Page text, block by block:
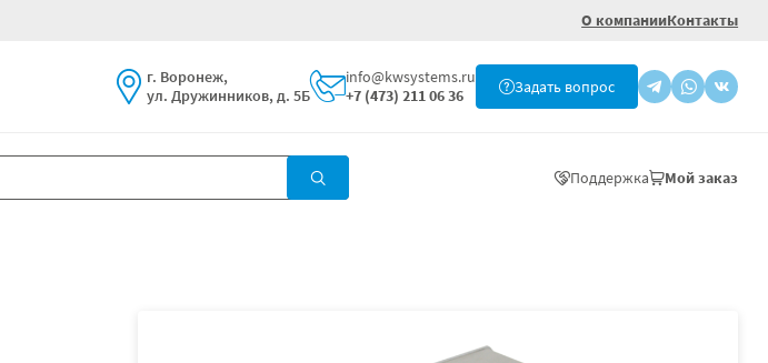
О компанииКонтакты
г. Воронеж,
ул. Дружинников, д. 5Б
info@kwsystems.ru
+7 (473) 211 06 36
Задать вопрос
Поддержка Мой заказ